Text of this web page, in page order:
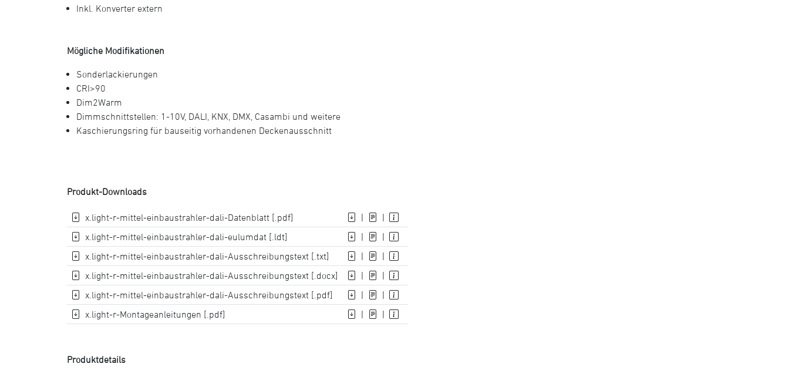
Inkl. Konverter extern
Mögliche Modifikationen
Sonderlackierungen
CRI>90
Dim2Warm
Dimmschnittstellen: 1-10V, DALI, KNX, DMX, Casambi und weitere
Kaschierungsring für bauseitig vorhandenen Deckenausschnitt
Produkt-Downloads
x.light-r-mittel-einbaustrahler-dali-Datenblatt [.pdf] |
|
x.light-r-mittel-einbaustrahler-dali-eulumdat [.ldt]
|
|
x.light-r-mittel-einbaustrahler-dali-Ausschreibungstext [.txt]
|
|
x.light-r-mittel-einbaustrahler-dali-Ausschreibungstext [.docx]
|
|
x.light-r-mittel-einbaustrahler-dali-Ausschreibungstext [.pdf]
|
|
x.light-r-Montageanleitungen [.pdf]
| |
Produktdetails